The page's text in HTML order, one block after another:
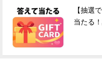
【抽選
当たる